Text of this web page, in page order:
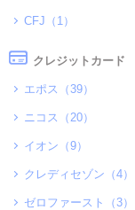
CFJ（1）
クレジットカード
エポス（39）
ニコス（20）
イオン（9）
クレディセゾン（4）
ゼロファースト（3）